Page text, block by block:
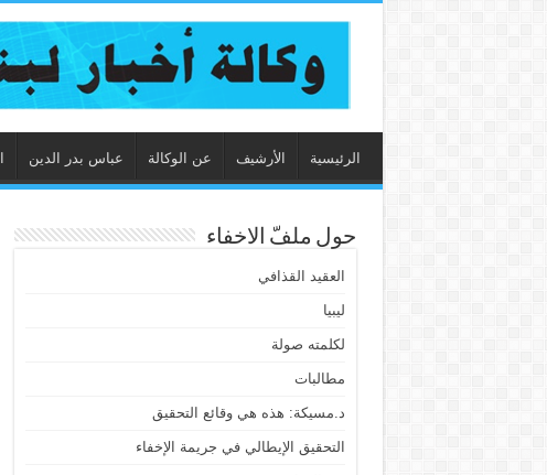
الرئيسية الأرشيف عن الوكالة عباس بدر الدين
حول ملفّ الاخفاء
العقيد القذافي
ليبيا
لكلمته صولة
مطالبات
د.مسيكة: هذه هي وقائع التحقيق
التحقيق الإيطالي في جريمة الإخفاء